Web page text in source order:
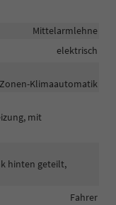
Mittelarmlehne
elektrisch
Klimaautomatik
mit
hinten geteilt,
Fahrer